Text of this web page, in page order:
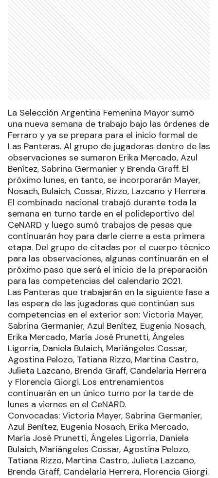
La Selección Argentina Femenina Mayor sumó
una nueva semana de trabajo bajo las órdenes de
Ferraro y ya se prepara para el inicio formal de
Las Panteras. Al grupo de jugadoras dentro de las
observaciones se sumaron Erika Mercado, Azul
Benítez, Sabrina Germanier y Brenda Graff. El
próximo lunes, en tanto, se incorporarán Mayer,
Nosach, Bulaich, Cossar, Rizzo, Lazcano y Herrera.
El combinado nacional trabajó durante toda la
semana en turno tarde en el polideportivo del
CeNARD y luego sumó trabajos de pesas que
continuarán hoy para darle cierre a esta primera
etapa. Del grupo de citadas por el cuerpo técnico
para las observaciones, algunas continuarán en el
próximo paso que será el inicio de la preparación
para las competencias del calendario 2021.
Las Panteras que trabajarán en la siguiente fase a
las espera de las jugadoras que continúan sus
competencias en el exterior son: Victoria Mayer,
Sabrina Germanier, Azul Benítez, Eugenia Nosach,
Erika Mercado, María José Prunetti, Ángeles
Ligorria, Daniela Bulaich, Mariángeles Cossar,
Agostina Pelozo, Tatiana Rizzo, Martina Castro,
Julieta Lazcano, Brenda Graff, Candelaria Herrera
y Florencia Giorgi. Los entrenamientos
continuarán en un único turno por la tarde de
lunes a viernes en el CeNARD.
Convocadas: Victoria Mayer, Sabrina Germanier,
Azul Benítez, Eugenia Nosach, Erika Mercado,
María José Prunetti, Ángeles Ligorria, Daniela
Bulaich, Mariángeles Cossar, Agostina Pelozo,
Tatiana Rizzo, Martina Castro, Julieta Lazcano,
Brenda Graff, Candelaria Herrera, Florencia Giorgi.